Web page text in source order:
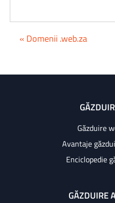
« Domenii .web.za
Găzduire
Avantaje
Enciclopedie
GĂZDUIRE